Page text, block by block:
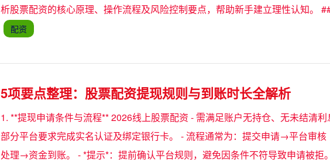
析股票配资的核心原理、操作流程及风险控制要点，帮助新手建立理性认知。
配资
5项要点整理：股票配资提现规则与到账时长全解析
1. **提现申请条件与流程** 2026线上股票配资 - 需满足账户无持仓、无未结清利
部分平台要求完成实名认证及绑定银行卡。 - 流程通常为：提交申请→平台审
处理→资金到账。 - *提示*：提前确认平台规则，避免因条件不符导致申请被拒